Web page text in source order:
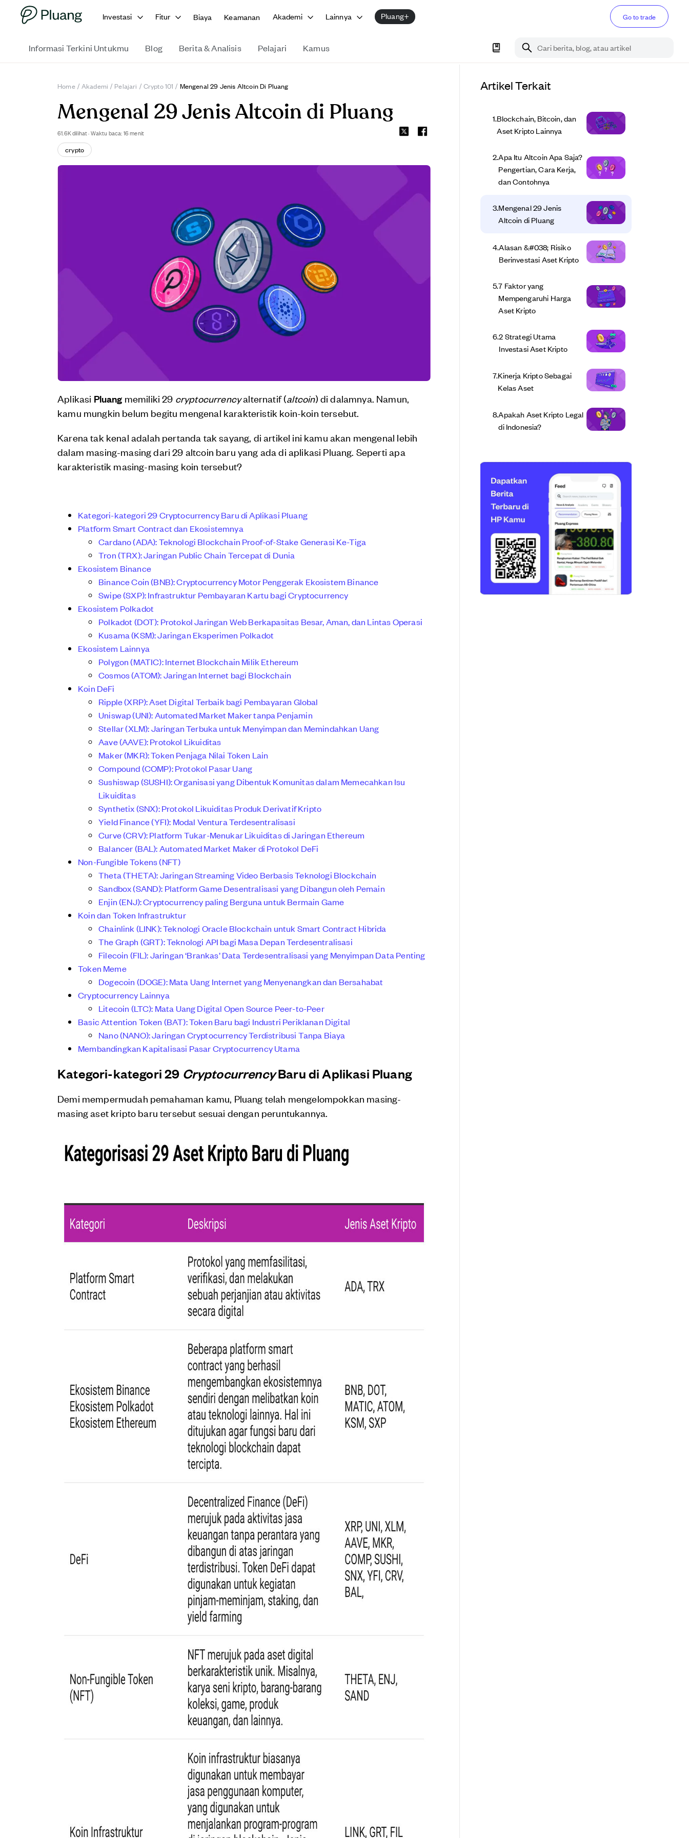
Investasi Fitur Biaya Keamanan Akademi Lainnya Pluang+ Go to trade
Informasi Terkini Untukmu Blog Berita & Analisis Pelajari Kamus Cari berita, blog, atau artikel
Home / Akademi / Pelajari / Crypto 101 / Mengenal 29 Jenis Altcoin Di Pluang
Mengenal 29 Jenis Altcoin di Pluang
61.6Kdilihat·Waktu baca: 16 menit
crypto
Aplikasi Pluang memiliki 29 cryptocurrencyalternatif (altcoin) di dalamnya. Namun,
kamu mungkin belum begitu mengenal karakteristik koin-koin tersebut.
Karena tak kenal adalah pertanda tak sayang, di artikel ini kamu akan mengenal lebih
dalam masing-masing dari 29 altcoin baru yang ada di aplikasi Pluang. Seperti apa
karakteristik masing-masing koin tersebut?
Kategori-kategori 29 Cryptocurrency Baru di Aplikasi Pluang
Platform Smart Contract dan Ekosistemnya
Cardano (ADA): Teknologi Blockchain Proof-of-Stake Generasi Ke-Tiga
Tron (TRX): Jaringan Public Chain Tercepat di Dunia
Ekosistem Binance
Binance Coin (BNB): Cryptocurrency Motor Penggerak Ekosistem Binance
Swipe (SXP): Infrastruktur Pembayaran Kartu bagi Cryptocurrency
Ekosistem Polkadot
Polkadot (DOT): Protokol Jaringan Web Berkapasitas Besar, Aman, dan Lintas Operasi
Kusama (KSM): Jaringan Eksperimen Polkadot
Ekosistem Lainnya
Polygon (MATIC): Internet Blockchain Milik Ethereum
Cosmos (ATOM): Jaringan Internet bagi Blockchain
Koin DeFi
Ripple (XRP): Aset Digital Terbaik bagi Pembayaran Global
Uniswap (UNI): Automated Market Maker tanpa Penjamin
Stellar (XLM): Jaringan Terbuka untuk Menyimpan dan Memindahkan Uang
Aave (AAVE): Protokol Likuiditas
Maker (MKR): Token Penjaga Nilai Token Lain
Compound (COMP): Protokol Pasar Uang
Sushiswap (SUSHI): Organisasi yang Dibentuk Komunitas dalam Memecahkan Isu
Likuiditas
Synthetix (SNX): Protokol Likuiditas Produk Derivatif Kripto
Yield Finance (YFI): Modal Ventura Terdesentralisasi
Curve (CRV): Platform Tukar-Menukar Likuiditas di Jaringan Ethereum
Balancer (BAL): Automated Market Maker di Protokol DeFi
Non-Fungible Tokens (NFT)
Theta (THETA): Jaringan Streaming Video Berbasis Teknologi Blockchain
Sandbox (SAND): Platform Game Desentralisasi yang Dibangun oleh Pemain
Enjin (ENJ): Cryptocurrency paling Berguna untuk Bermain Game
Koin dan Token Infrastruktur
Chainlink (LINK): Teknologi Oracle Blockchain untuk Smart Contract Hibrida
The Graph (GRT): Teknologi API bagi Masa Depan Terdesentralisasi
Filecoin (FIL): Jaringan ‘Brankas’ Data Terdesentralisasi yang Menyimpan Data Penting
Token Meme
Dogecoin (DOGE): Mata Uang Internet yang Menyenangkan dan Bersahabat
Cryptocurrency Lainnya
Litecoin (LTC): Mata Uang Digital Open Source Peer-to-Peer
Basic Attention Token (BAT): Token Baru bagi Industri Periklanan Digital
Nano (NANO): Jaringan Cryptocurrency Terdistribusi Tanpa Biaya
Membandingkan Kapitalisasi Pasar Cryptocurrency Utama
Kategori-kategori 29 CryptocurrencyBaru di Aplikasi Pluang
Demi mempermudah pemahaman kamu, Pluang telah mengelompokkan masing-
masing aset kripto baru tersebut sesuai dengan peruntukannya.
Artikel Terkait
1.Blockchain, Bitcoin, dan
Aset Kripto Lainnya
2.Apa Itu Altcoin Apa Saja?
Pengertian, Cara Kerja,
dan Contohnya
3.Mengenal 29 Jenis
Altcoin di Pluang
4.Alasan &#038; Risiko
Berinvestasi Aset Kripto
5.7 Faktor yang
Mempengaruhi Harga
Aset Kripto
6.2 Strategi Utama
Investasi Aset Kripto
7.Kinerja Kripto Sebagai
Kelas Aset
8.Apakah Aset Kripto Legal
di Indonesia?